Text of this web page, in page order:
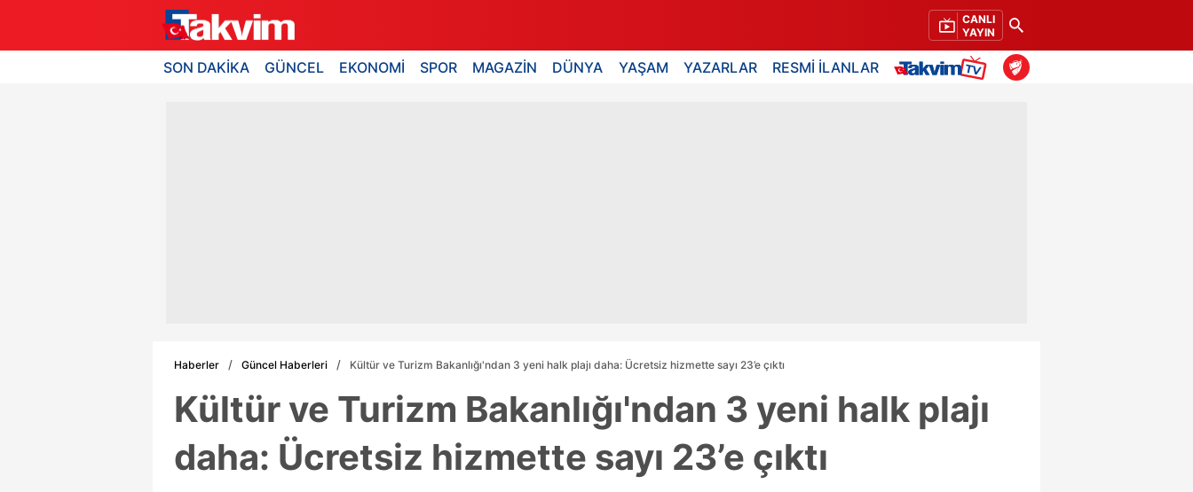
CANLI
YAYIN
SON DAKİKA GÜNCEL EKONOMİ SPOR MAGAZİN DÜNYA YAŞAM YAZARLAR RESMİ İLANLAR
Haberler Güncel Haberleri Kültür ve Turizm Bakanlığı'ndan 3 yeni halk plajı daha: Ücretsiz hizmette sayı 23’e çıktı
Kültür ve Turizm Bakanlığı'ndan 3 yeni halk plajı
daha: Ücretsiz hizmette sayı 23’e çıktı